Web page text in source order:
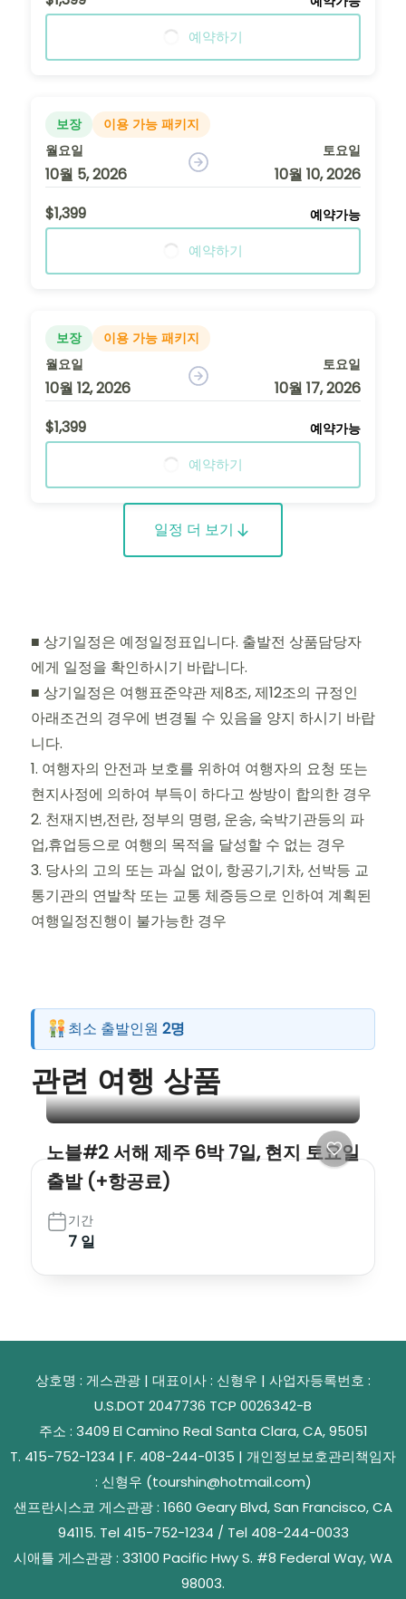
예약하기
보장
이용 가능 패키지
월요일
10월 5, 2026
토요일
10월 10, 2026
$1,399
예약가능
예약하기
보장
이용 가능 패키지
월요일
10월 12, 2026
토요일
10월 17, 2026
$1,399
예약가능
예약하기
일정 더 보기
■ 상기일정은 예정일정표입니다. 출발전 상품담당자
에게 일정을 확인하시기 바랍니다.
■ 상기일정은 여행표준약관 제8조, 제12조의 규정인
아래조건의 경우에 변경될 수 있음을 양지 하시기 바랍
니다.
1. 여행자의 안전과 보호를 위하여 여행자의 요청 또는
현지사정에 의하여 부득이 하다고 쌍방이 합의한 경우
2. 천재지변,전란, 정부의 명령, 운송, 숙박기관등의 파
업,휴업등으로 여행의 목적을 달성할 수 없는 경우
3. 당사의 고의 또는 과실 없이, 항공기,기차, 선박등 교
통기관의 연발착 또는 교통 체증등으로 인하여 계획된
여행일정진행이 불가능한 경우
최소 출발인원 2명
관련 여행 상품
노블#2 서해 제주 6박 7일, 현지 토요일
출발 (+항공료)
기간
7 일
상호명 : 게스관광 | 대표이사 : 신형우 | 사업자등록번호 :
U.S.DOT 2047736 TCP 0026342-B
주소 : 3409 El Camino Real Santa Clara, CA, 95051
T. 415-752-1234 | F. 408-244-0135 | 개인정보보호관리책임자
: 신형우 (tourshin@hotmail.com)
샌프란시스코 게스관광 : 1660 Geary Blvd, San Francisco, CA
94115. Tel 415-752-1234 / Tel 408-244-0033
시애틀 게스관광 : 33100 Pacific Hwy S. #8 Federal Way, WA
98003.